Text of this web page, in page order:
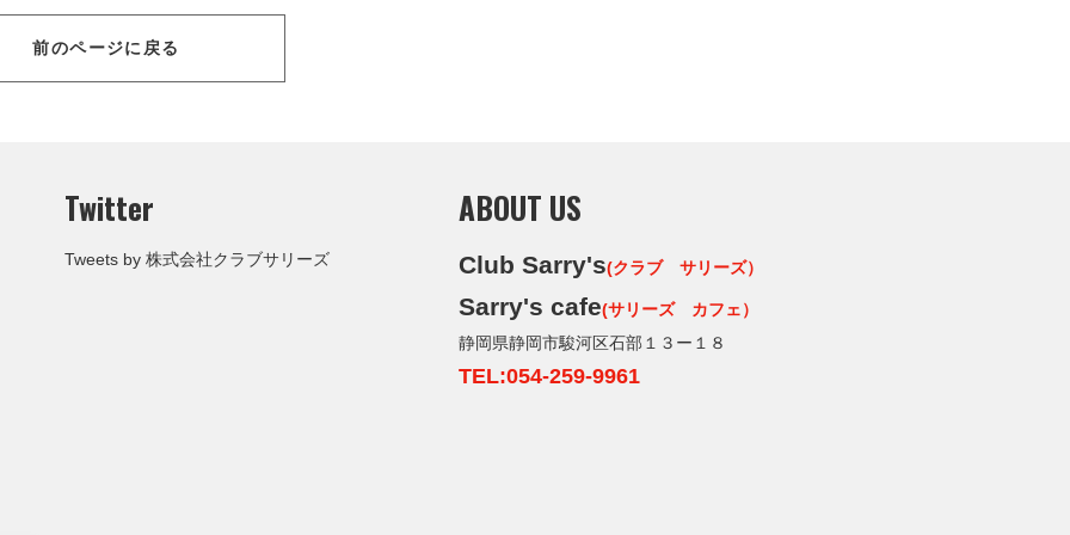
前のページに戻る
Twitter
Tweets by 株式会社クラブサリーズ
ABOUT US
Club Sarry's(クラブ サリーズ）
Sarry's cafe(サリーズ カフェ）
静岡県静岡市駿河区石部１３ー１８
TEL:054-259-9961